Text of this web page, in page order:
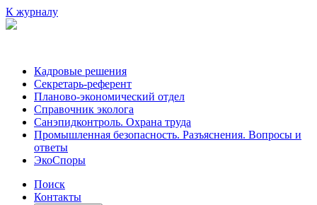
К журналу
Кадровые решения
Секретарь-референт
Планово-экономический отдел
Справочник эколога
Санэпидконтроль. Охрана труда
Промышленная безопасность. Разъяснения. Вопросы и
ответы
ЭкоСпоры
Поиск
Контакты